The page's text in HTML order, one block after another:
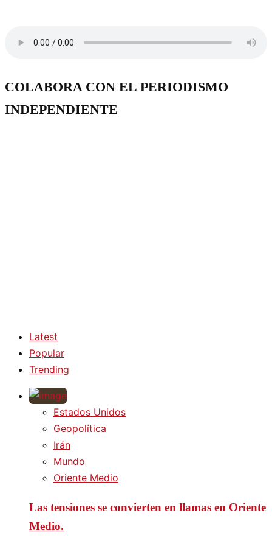
COLABORA CON EL PERIODISMO
INDEPENDIENTE
Latest
Popular
Trending
Estados Unidos
Geopolítica
Irán
Mundo
Oriente Medio
Las tensiones se convierten en llamas en Oriente
Medio.